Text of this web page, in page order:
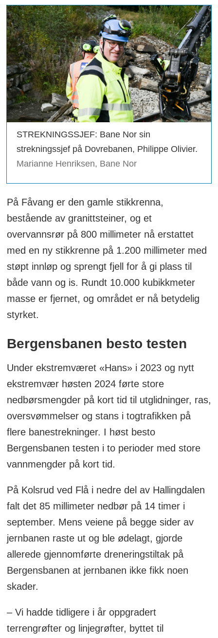
STREKNINGSSJEF: Bane Nor sin
strekningssjef på Dovrebanen, Philippe Olivier.
Marianne Henriksen, Bane Nor
På Fåvang er den gamle stikkrenna,
bestående av granittsteiner, og et
overvannsrør på 800 millimeter nå erstattet
med en ny stikkrenne på 1.200 millimeter med
støpt innløp og sprengt fjell for å gi plass til
både vann og is. Rundt 10.000 kubikkmeter
masse er fjernet, og området er nå betydelig
styrket.
Bergensbanen besto testen
Under ekstremværet «Hans» i 2023 og nytt
ekstremvær høsten 2024 førte store
nedbørsmengder på kort tid til utglidninger, ras,
oversvømmelser og stans i togtrafikken på
flere banestrekninger. I høst besto
Bergensbanen testen i to perioder med store
vannmengder på kort tid.
På Kolsrud ved Flå i nedre del av Hallingdalen
falt det 85 millimeter nedbør på 14 timer i
september. Mens veiene på begge sider av
jernbanen raste ut og ble ødelagt, gjorde
allerede gjennomførte dreneringstiltak på
Bergensbanen at jernbanen ikke fikk noen
skader.
– Vi hadde tidligere i år oppgradert
terrengrøfter og linjegrøfter, byttet til